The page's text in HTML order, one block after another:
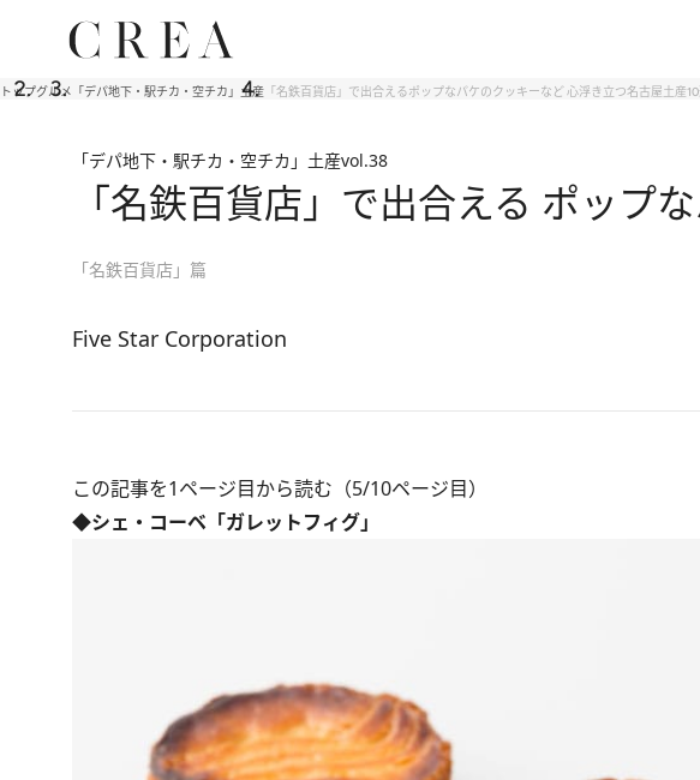
トップグルメ 「デパ地下・駅チカ・空チカ」土産 「名鉄百貨店」で出合えるポップなパケのクッキーなど 心浮き立つ名古屋土産
「デパ地下・駅チカ・空チカ」土産vol.38
「名鉄百貨店」で出合える ポップ
「名鉄百貨店」篇
Five Star Corporation
この記事を1ページ目から読む（5/10ページ目）
◆シェ・コーベ「ガレットフィグ」